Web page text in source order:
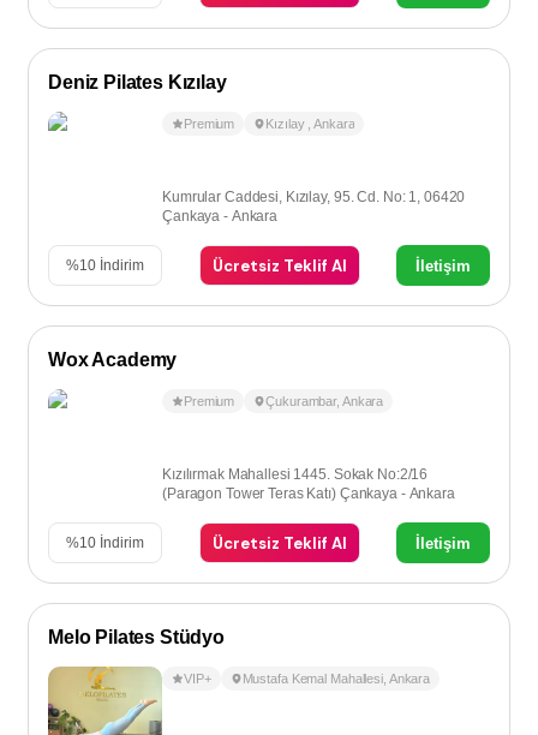
Deniz Pilates Kızılay
Premium Kızılay ,Ankara
Kumrular Caddesi, Kızılay, 95. Cd. No: 1, 06420
Çankaya - Ankara
%10 İndirim Ücretsiz Teklif Al İletişim
Wox Academy
Premium Çukurambar, Ankara
Kızılırmak Mahallesi 1445. Sokak No:2/16
(Paragon Tower Teras Katı) Çankaya - Ankara
%10 İndirim Ücretsiz Teklif Al İletişim
Melo Pilates Stüdyo
VIP+ Mustafa Kemal Mahallesi Ankara